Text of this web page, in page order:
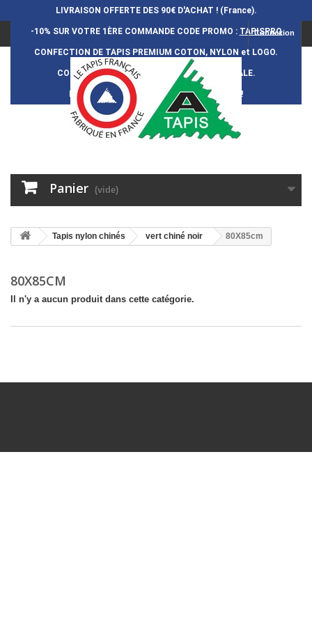
LIVRAISON OFFERTE DES 90€ D'ACHAT ! (France).
-10% SUR VOTRE 1ÈRE COMMANDECODE PROMO : TAPISPRO
CONFECTION DE TAPIS PREMIUM COTON, NYLON et LOGO.
CONFECTION FRANÇ AISE et 100% ARTISANALE.
DURÉE DE VIE DES TAPIS : 5 ANS ENVIRON !
Connexion
Panier (vide)
Tapis nylon chinés vert chiné noir 80X85cm
80X85CM
Il n'y a aucun produit dans cette catégorie.